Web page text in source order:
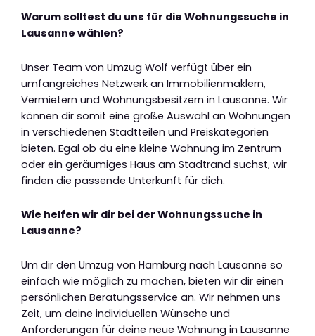
Warum solltest du uns für die Wohnungssuche in
Lausanne wählen?
Unser Team von Umzug Wolf verfügt über ein
umfangreiches Netzwerk an Immobilienmaklern,
Vermietern und Wohnungsbesitzern in Lausanne. Wir
können dir somit eine große Auswahl an Wohnungen
in verschiedenen Stadtteilen und Preiskategorien
bieten. Egal ob du eine kleine Wohnung im Zentrum
oder ein geräumiges Haus am Stadtrand suchst, wir
finden die passende Unterkunft für dich.
Wie helfen wir dir bei der Wohnungssuche in
Lausanne?
Um dir den Umzug von Hamburg nach Lausanne so
einfach wie möglich zu machen, bieten wir dir einen
persönlichen Beratungsservice an. Wir nehmen uns
Zeit, um deine individuellen Wünsche und
Anforderungen für deine neue Wohnung in Lausanne